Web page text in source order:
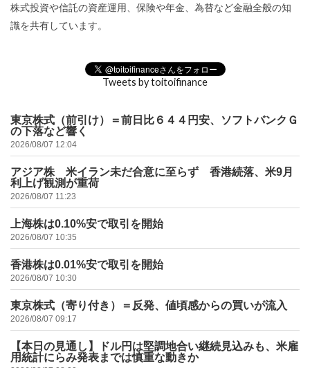
株式投資や信託の資産運用、保険や年金、為替など金融全般の知
識を共有しています。
Tweets by toitoifinance
東京株式（前引け）＝前日比６４４円安、ソフトバンクＧ
の下落など響く
2026/08/07 12:04
アジア株 米イラン未だ合意に至らず 香港続落、米9月
利上げ観測が重荷
2026/08/07 11:23
上海株は0.10%安で取引を開始
2026/08/07 10:35
香港株は0.01%安で取引を開始
2026/08/07 10:30
東京株式（寄り付き）＝反発、値頃感からの買いが流入
2026/08/07 09:17
【本日の見通し】ドル円は堅調地合い継続見込みも、米雇
用統計にらみ発表までは慎重な動きか